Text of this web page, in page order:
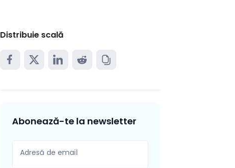
Distribuie scală
Abonează-te la newsletter
Adresă de email